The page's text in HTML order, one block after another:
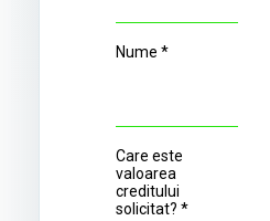
Nume *
Care este
valoarea
creditului
solicitat? *